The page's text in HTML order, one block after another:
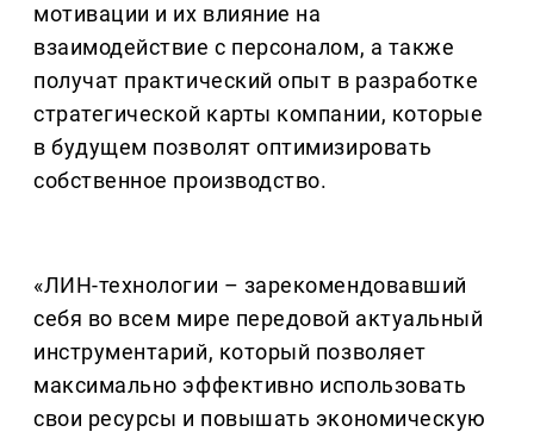
мотивации и их влияние на
взаимодействие с персоналом, а также
получат практический опыт в разработке
стратегической карты компании, которые
в будущем позволят оптимизировать
собственное производство.
«ЛИН-технологии – зарекомендовавший
себя во всем мире передовой актуальный
инструментарий, который позволяет
максимально эффективно использовать
свои ресурсы и повышать экономическую